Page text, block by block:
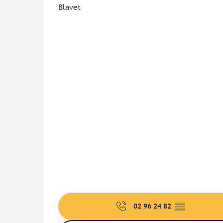
Blavet
02 96 24 82 ▒▒